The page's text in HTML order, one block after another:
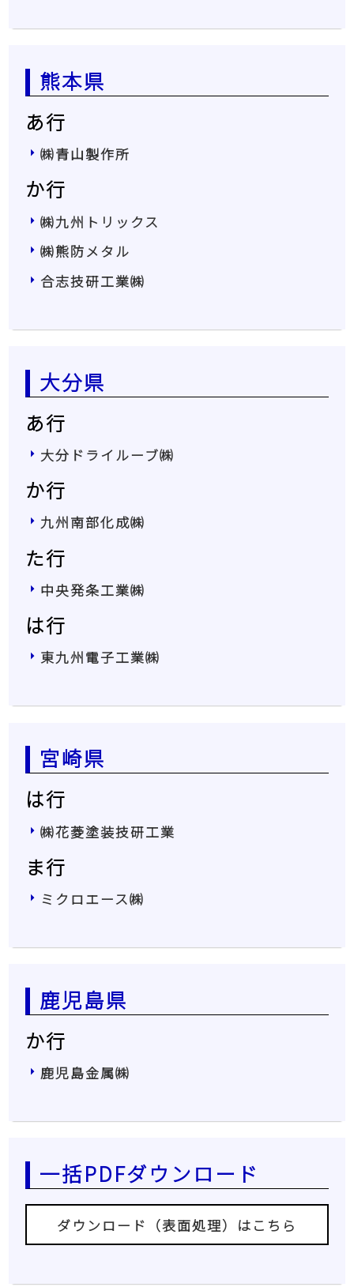
熊本県
あ行
㈱青山製作所
か行
㈱九州トリックス
㈱熊防メタル
合志技研工業㈱
大分県
あ行
大分ドライルーブ㈱
か行
九州南部化成㈱
た行
中央発条工業㈱
は行
東九州電子工業㈱
宮崎県
は行
㈱花菱塗装技研工業
ま行
ミクロエース㈱
鹿児島県
か行
鹿児島金属㈱
一括PDFダウンロード
ダウンロード（表面処理）はこちら